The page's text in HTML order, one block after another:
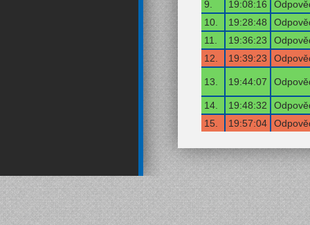
9.
19:08:16
10.
19:28:48
11.
19:36:23
12.
19:39:23
13. 19:44:07
14. 19:48:32
15.
19:57:04